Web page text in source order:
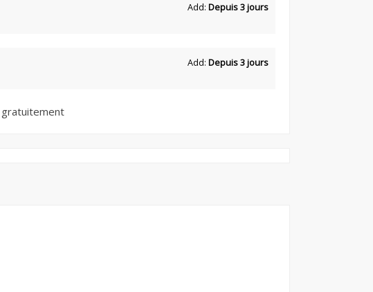
Add: Depuis 3 jours
Add: Depuis 3 jours
gratuitement